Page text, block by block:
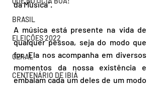
BRASIL
ELEIÇÕES 2022
GERAL
CENTENÁRIO DE IBIÁ
da Música”.
A música está presente na vida de
qualquer pessoa, seja do modo que
for. Ela nos acompanha em diversos
momentos da nossa existência e
embalam cada um deles de um modo